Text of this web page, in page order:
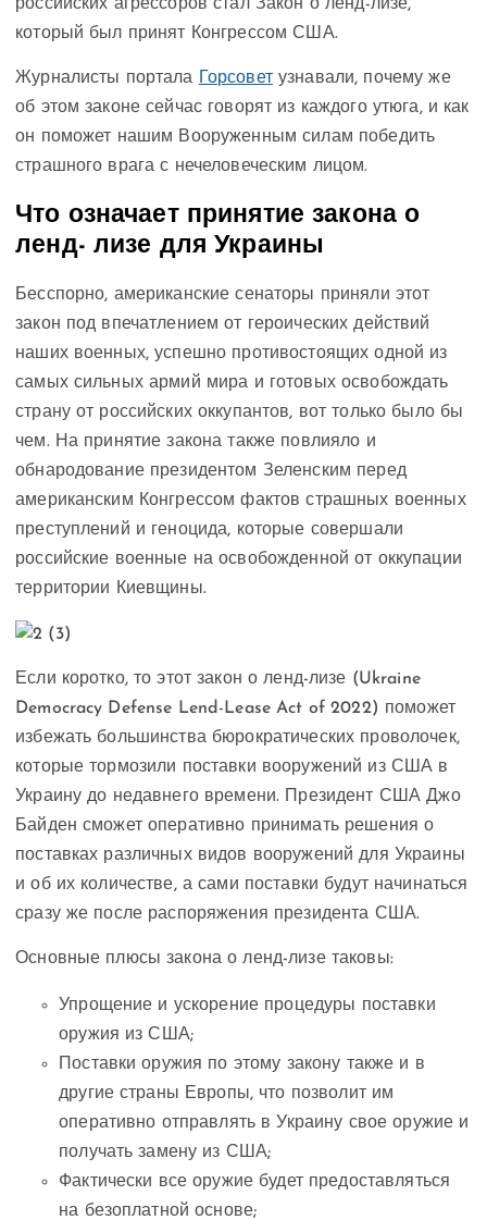
российских агрессоров стал Закон о ленд-лизе,
который был принят Конгрессом США.
Журналисты портала ­­­­­­­­­­­­­­­­­­­­­­­­­­­­­­­­­Горсоветузнавали, почему же
об этом законе сейчас говорят из каждого утюга, и как
он поможет нашим Вооруженным силам победить
страшного врага с нечеловеческим лицом.
Что означает принятие закона о
ленд- лизе для Украины
Бесспорно, американские сенаторы приняли этот
закон под впечатлением от героических действий
наших военных, успешно противостоящих одной из
самых сильных армий мира и готовых освобождать
страну от российских оккупантов, вот только было бы
чем. На принятие закона также повлияло и
обнародование президентом Зеленским перед
американским Конгрессом фактов страшных военных
преступлений и геноцида, которые совершали
российские военные на освобожденной от оккупации
территории Киевщины.
Если коротко, то этот закон о ленд-лизе (Ukraine
Democracy Defense Lend-Lease Act of 2022) поможет
избежать большинства бюрократических проволочек,
которые тормозили поставки вооружений из США в
Украину до недавнего времени. Президент США Джо
Байден сможет оперативно принимать решения о
поставках различных видов вооружений для Украины
и об их количестве, а сами поставки будут начинаться
сразу же после распоряжения президента США.
Основные плюсы закона о ленд-лизе таковы:
Упрощение и ускорение процедуры поставки
оружия из США;
Поставки оружия по этому закону также и в
другие страны Европы, что позволит им
оперативно отправлять в Украину свое оружие и
получать замену из США;
Фактически все оружие будет предоставляться
на безоплатной основе;